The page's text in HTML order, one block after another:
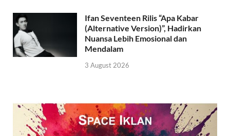
Ifan Seventeen Rilis “Apa Kabar
(Alternative Version)”, Hadirkan
Nuansa Lebih Emosional dan
Mendalam
3 August 2026